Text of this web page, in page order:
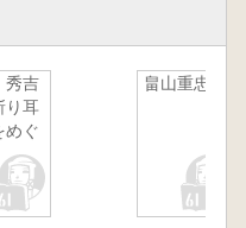
周辺 池田悦雄
吉
り耳
めぐ
畠山重忠公